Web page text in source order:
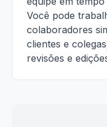
Você pode
colaboradores
clientes e
revisões e